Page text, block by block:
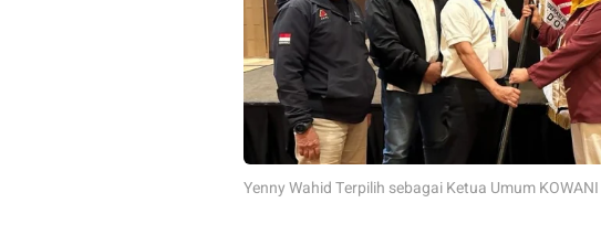
Yenny Wahid Terpilih sebagai Ketua Umum